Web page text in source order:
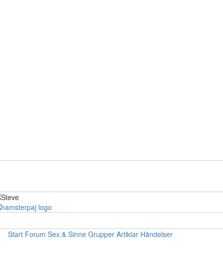
Start Forum Sex & Sinne Grupper Artiklar Händelser